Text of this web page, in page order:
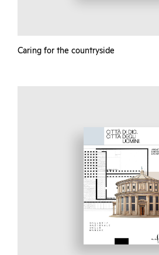
Caring for the countryside